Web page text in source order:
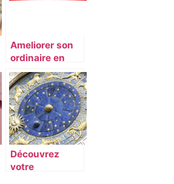
Ameliorer son
ordinaire en
participant a
des jeux et
concours
pendant son
temps libre.
Découvrez
votre